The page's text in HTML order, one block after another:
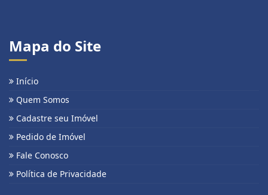
Mapa do Site
Início
Quem Somos
Cadastre seu Imóvel
Pedido de Imóvel
Fale Conosco
Política de Privacidade